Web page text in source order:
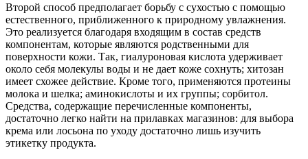
Второй способ предполагает борьбу с сухостью с помощью
естественного, приближенного к природному увлажнения.
Это реализуется благодаря входящим в состав средств
компонентам, которые являются родственными для
поверхности кожи. Так, гиалуроновая кислота удерживает
около себя молекулы воды и не дает коже сохнуть; хитозан
имеет схожее действие. Кроме того, применяются протеины
молока и шелка; аминокислоты и их группы; сорбитол.
Средства, содержащие перечисленные компоненты,
достаточно легко найти на прилавках магазинов: для выбора
крема или лосьона по уходу достаточно лишь изучить
этикетку продукта.